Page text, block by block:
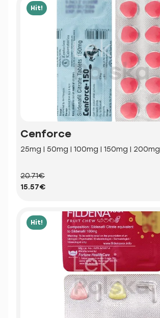
Hit!
Cenforce
25mg | 50mg | 100mg | 150mg | 200mg
20.71€
15.57€
Hit!